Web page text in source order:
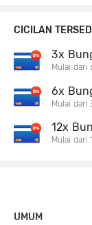
UMUM
CICILAN
3x
Mulai dari
6x
Mulai dari
12x
Mulai dari